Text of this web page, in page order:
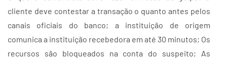
cliente deve contestar a transação o quanto antes pelos
canais oficiais do banco; a instituição de origem
comunica a instituição recebedora em até 30 minutos; Os
recursos são bloqueados na conta do suspeito; As